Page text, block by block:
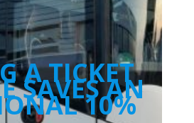
A TICKET
SAVES AN
10%